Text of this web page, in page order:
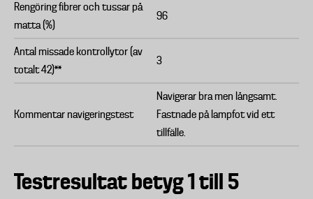
Rengöring fibrer och tussar på
matta (%)
96
Antal missade kontrollytor (av
totalt 42)**
3
Kommentar navigeringstest
Navigerar bra men långsamt.
Fastnade på lampfot vid ett
tillfälle.
Testresultat betyg 1 till 5